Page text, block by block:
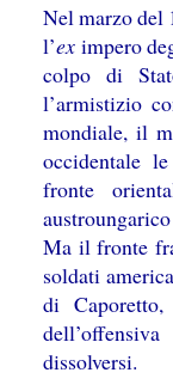
Nel marzo del
l’ex impero
colpo di
l’armistizio
mondiale, il
occidentale
fronte
Ma il fronte
soldati
di
dissolversi.